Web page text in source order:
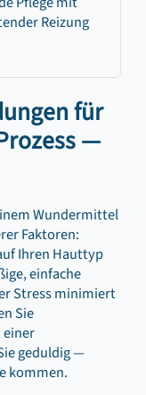
Reizung
für
—
Wundermittel
Faktoren:
Ihren Hauttyp
einfache
Stress minimiert
Sie
einer
geduldig —
kommen.